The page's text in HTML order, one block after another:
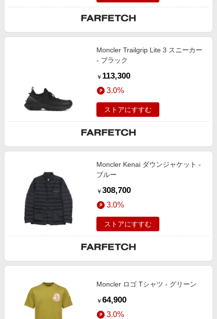
Moncler Trailgrip Lite 3 スニーカー
- ブラック
￥ 113,300
3.0%
ストアにすすむ
Moncler Kenai ダウンジャケット -
ブルー
￥ 308,700
3.0%
ストアにすすむ
Moncler ロゴ Tシャツ - グリーン
￥ 64,900
3.0%